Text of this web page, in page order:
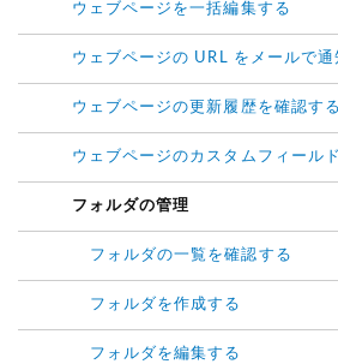
ウェブページを一括編集する
ウェブページの URL をメールで通
ウェブページの更新履歴を確認する
ウェブページのカスタムフィールド
フォルダの管理
フォルダの一覧を確認する
フォルダを作成する
フォルダを編集する